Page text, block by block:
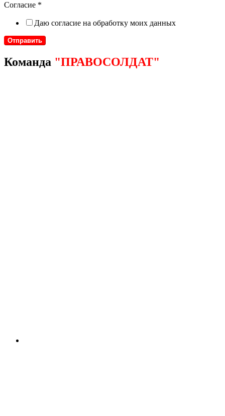
Согласие *
Даю согласие на обработку моих данных
Отправить
Команда "ПРАВОСОЛДАТ"